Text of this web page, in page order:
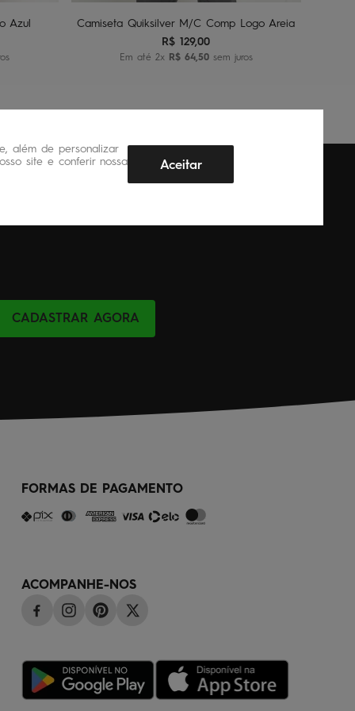
além de personalizar
site e conferir nossa
Aceitar
Azul
Camiseta Quiksilver M/C Comp Logo Areia
R$ 129,00
Em até 2x R$ 64,50sem juros
CADASTRAR AGORA
FORMAS DE PAGAMENTO
ACOMPANHE-NOS